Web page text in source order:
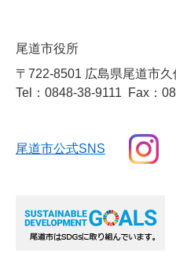
尾道市役所
〒722-8501 広島県尾道市
Tel：0848-38-9111
Fax：
尾道市公式SNS